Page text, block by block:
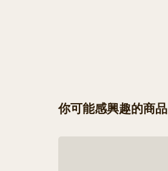
你可能感興趣的商品